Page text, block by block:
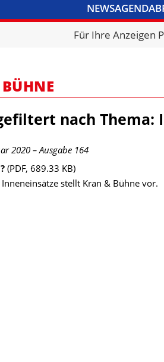
NEWSAGENDA
VIDEOSBIBLIOTHEK
Für Ihre Anzeigen
nach Thema:
2020 – Ausgabe 164
(PDF, 689.33 KB)
stellt Kran & Bühne vor.